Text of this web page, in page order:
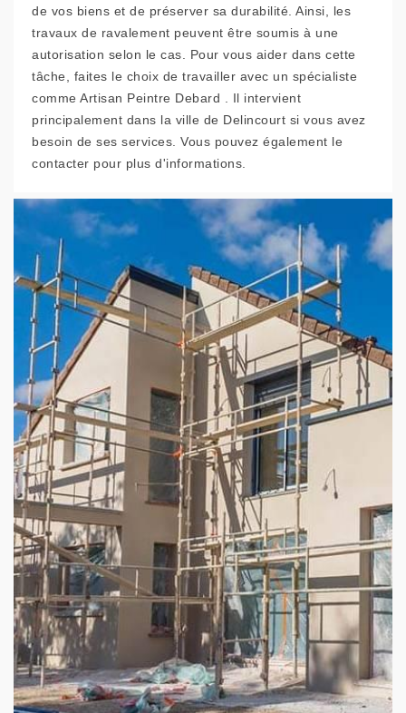
de vos biens et de préserver sa durabilité. Ainsi, les
travaux de ravalement peuvent être soumis à une
autorisation selon le cas. Pour vous aider dans cette
tâche, faites le choix de travailler avec un spécialiste
comme Artisan Peintre Debard . Il intervient
principalement dans la ville de Delincourt si vous avez
besoin de ses services. Vous pouvez également le
contacter pour plus d'informations.